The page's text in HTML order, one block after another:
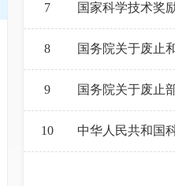
7 国家科学技术奖
8 国务院关于废止
9 国务院关于废止
10 中华人民共和国